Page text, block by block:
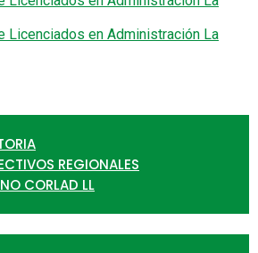
REGIONALES
CORLAD LL